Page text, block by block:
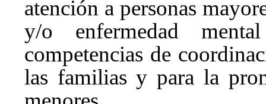
atención a personas
y/o enfermedad
competencias de
las familias y para la